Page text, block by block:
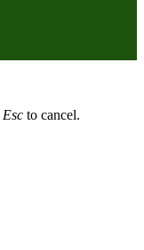
Esc to cancel.